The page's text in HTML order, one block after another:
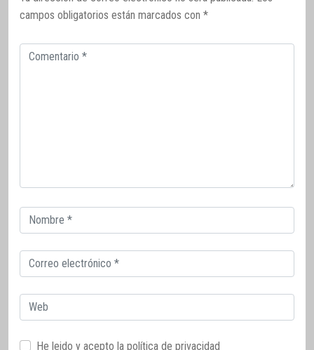
campos obligatorios están marcados con *
Comentario
Correo
electrónico
Correo
electrónico
Web
He leido y acepto la política de privacidad